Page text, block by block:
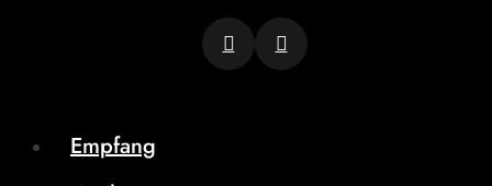
Empfang